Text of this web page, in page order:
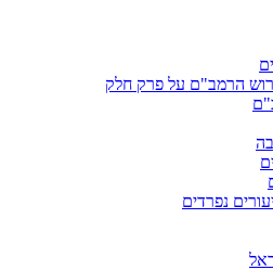
הרמב"ם על פרק חלק
נפרדים